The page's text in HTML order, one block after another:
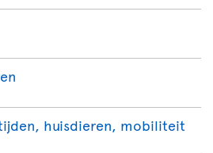
huisdieren, mobiliteit